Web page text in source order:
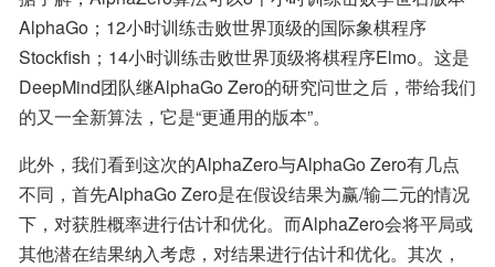
AlphaGo；12小时训练击败世界顶级的国际象棋程序
Stockfish；14小时训练击败世界顶级将棋程序Elmo。这是
DeepMind团队继AlphaGo Zero的研究问世之后，带给我们
的又一全新算法，它是“更通用的版本”。
此外，我们看到这次的AlphaZero与AlphaGo Zero有几点
不同，首先AlphaGo Zero是在假设结果为赢/输二元的情况
下，对获胜概率进行估计和优化。而AlphaZero会将平局或
其他潜在结果纳入考虑，对结果进行估计和优化。其次，